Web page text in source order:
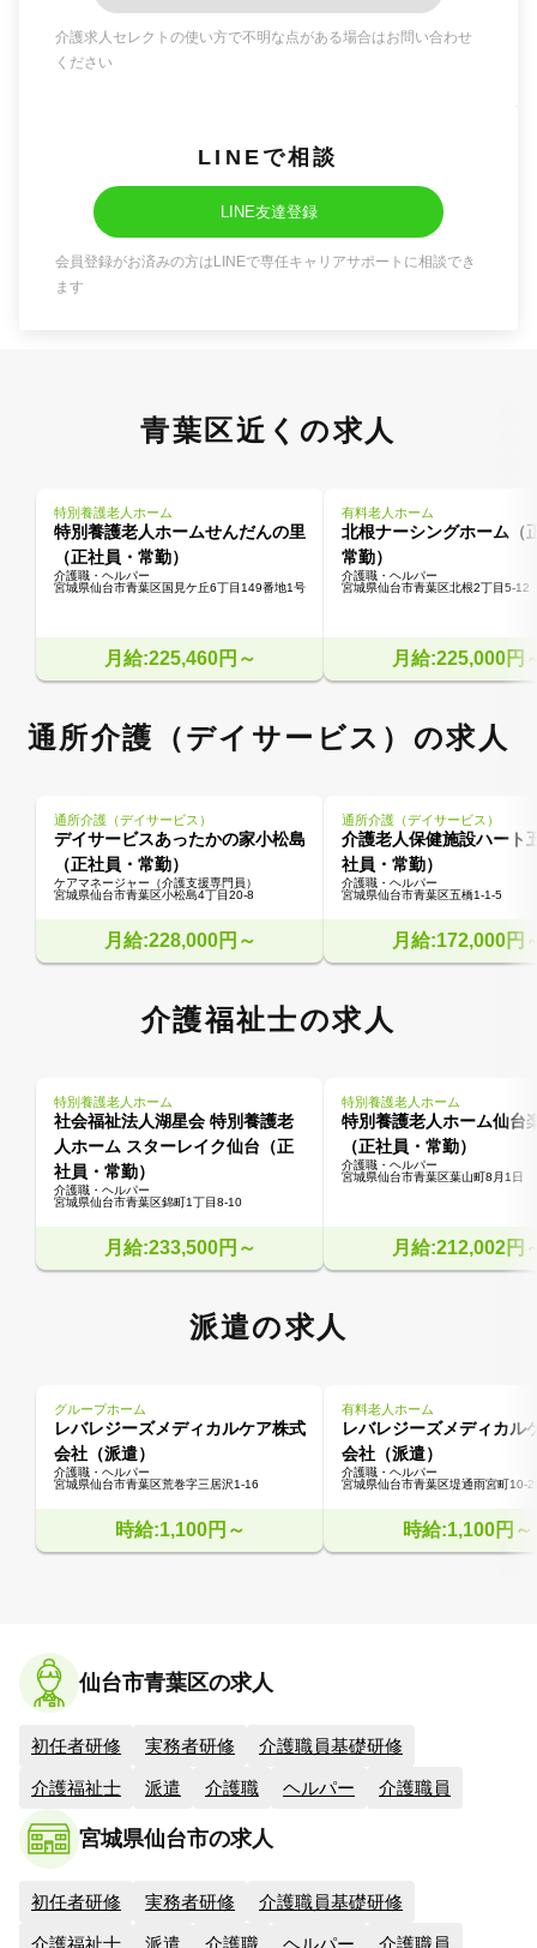
介護求人セレクトの使い方で不明な点がある場合はお問い合わせ
ください
LINEで相談
LINE友達登録
会員登録がお済みの方はLINEで専任キャリアサポートに相談でき
ます
青葉区近くの求人
特別養護老人ホーム
特別養護老人ホームせんだんの里
（正社員・常勤）
介護職・ヘルパー
宮城県仙台市青葉区国見ケ丘6丁目149番地1号
月給:225,460円～
有料老人ホーム
北根ナーシングホーム（
常勤）
介護職・ヘルパー
宮城県仙台市青葉区北根2丁目5-12
月給:225,000円
通所介護（デイサービス）の求人
通所介護（デイサービス）
デイサービスあったかの家小松島
（正社員・常勤）
ケアマネージャー（介護支援専門員）
宮城県仙台市青葉区小松島4丁目20-8
月給:228,000円～
通所介護（デイサービス）
介護老人保健施設ハート
社員・常勤）
介護職・ヘルパー
宮城県仙台市青葉区五橋1-1-5
月給:172,000円
介護福祉士の求人
特別養護老人ホーム
社会福祉法人湖星会 特別養護老
人ホーム スターレイク仙台（正
社員・常勤）
介護職・ヘルパー
宮城県仙台市青葉区錦町1丁目8-10
月給:233,500円～
特別養護老人ホーム
特別養護老人ホーム仙台
（正社員・常勤）
介護職・ヘルパー
宮城県仙台市青葉区葉山町8月1日
月給:212,002円
派遣の求人
グループホーム
レバレジーズメディカルケア株式
会社（派遣）
介護職・ヘルパー
宮城県仙台市青葉区荒巻字三居沢1-16
時給:1,100円～
有料老人ホーム
レバレジーズメディカル
会社（派遣）
介護職・ヘルパー
宮城県仙台市青葉区堤通雨宮町10-
時給:1,100円～
仙台市青葉区の求人
初任者研修 実務者研修 介護職員基礎研修
介護福祉士 派遣 介護職 ヘルパー 介護職員
宮城県仙台市の求人
初任者研修 実務者研修 介護職員基礎研修
介護福祉士 派遣 介護職 ヘルパー 介護職員